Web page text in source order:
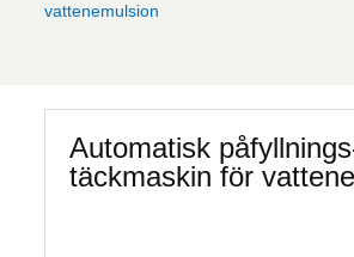
vattenemulsion
Automatisk
täckmaskin för